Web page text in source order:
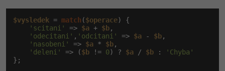
$vysledek = match ($operace) {
'scitani'
=> $a + $b,
'odecitani' , 'odcitani' => $a - $b,
'nasobeni'
=> $a * $b,
'deleni'
=> ($b != 0) ? $a / $b :
'Chyba'
};